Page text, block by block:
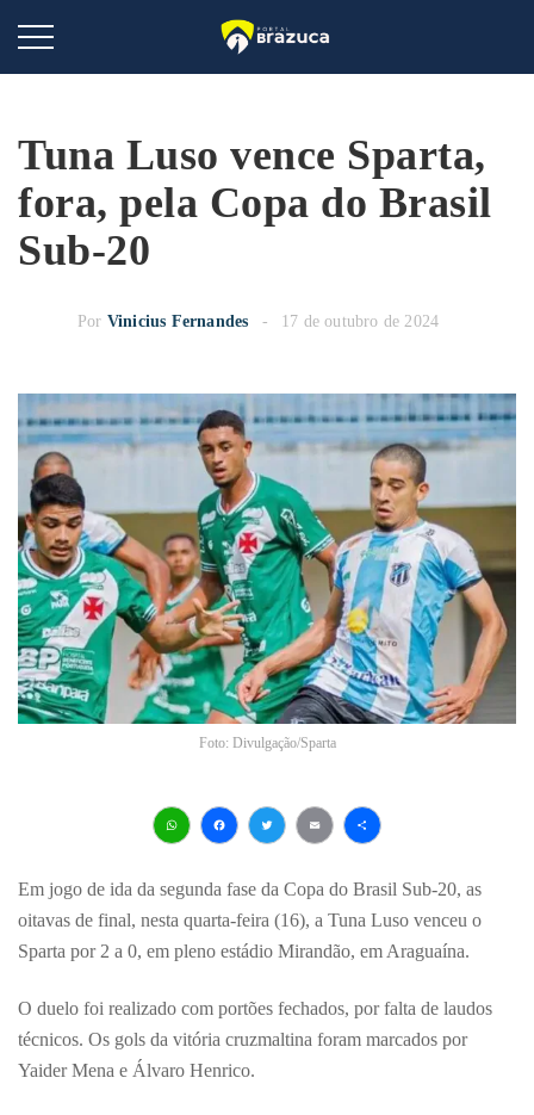
Tuna Luso vence Sparta,
fora, pela Copa do Brasil
Sub-20
Por Vinicius Fernandes 17 de outubro de 2024
Foto: Divulgação/Sparta
Em jogo de ida da segunda fase da Copa do Brasil Sub-20, as
oitavas de final, nesta quarta-feira (16), a Tuna Luso venceu o
Sparta por 2 a 0, em pleno estádio Mirandão, em Araguaína.
O duelo foi realizado com portões fechados, por falta de laudos
técnicos. Os gols da vitória cruzmaltina foram marcados por
Yaider Mena e Álvaro Henrico.